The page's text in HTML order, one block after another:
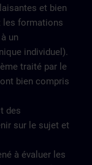
et bien
les formations
un
individuel).
traité par le
bien compris
des
sur le sujet et
à évaluer les